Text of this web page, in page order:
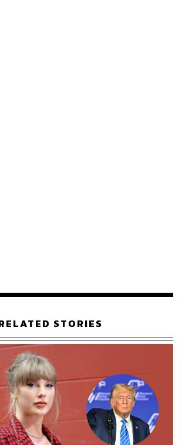
ซึ่งทรัมป์ประกาศพักชั่วคราวเป็นเวลา 90
และระหว่างช่วงพัก ได้รับการจัดเก็บ
10%
มป์ส่งสัญญาณว่าหลังครบกำหนดพักภาษี
อัตราภาษีใหม่ต่อประเทศต่าง ๆ รวมถึง
ม
มีเวลาคุยต่อ” – การเจรจายังไม่จบ
STORIES